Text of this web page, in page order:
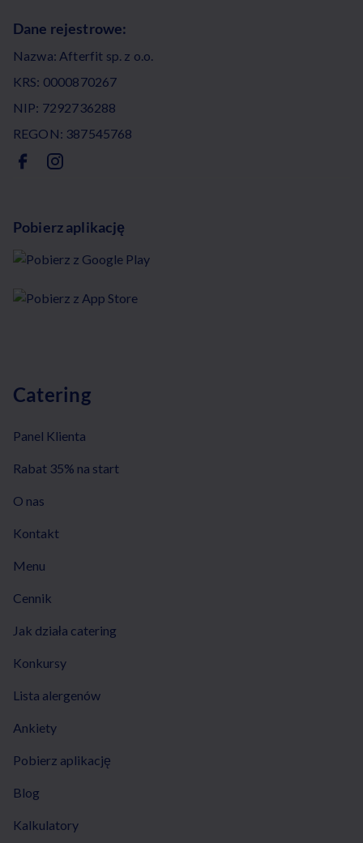
Dane rejestrowe:
Nazwa: Afterfit sp. z o.o.
KRS: 0000870267
NIP: 7292736288
REGON: 387545768
Pobierz aplikację
Catering
Panel Klienta
Rabat 35% na start
O nas
Kontakt
Menu
Cennik
Jak działa catering
Konkursy
Lista alergenów
Ankiety
Pobierz aplikację
Blog
Kalkulatory